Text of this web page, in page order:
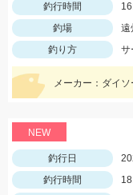
釣行時間
釣場
遠
釣り方
サ
メーカー：ダイ
NEW
釣行日
釣行時間